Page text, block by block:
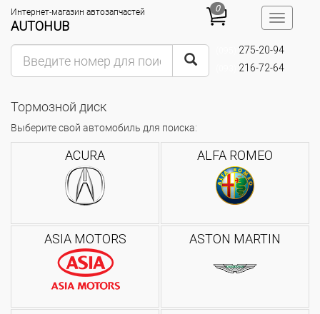
Toggle
0
Интернет-магазин автозапчастей
AUTOHUB
275-20-94
216-72-64
Тормозной диск
Выберите свой автомобиль для поиска:
ACURA ALFA ROMEO
ASIA MOTORS ASTON MARTIN